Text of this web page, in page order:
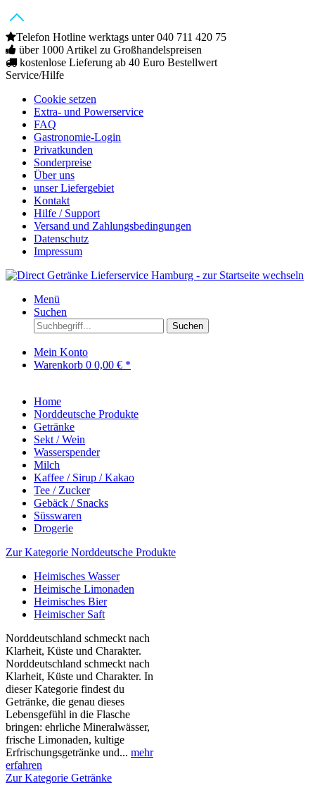
Telefon Hotline werktags unter 040 711 420 75
über 1000 Artikel zu Großhandelspreisen
kostenlose Lieferung ab 40 Euro Bestellwert
Service/Hilfe
Cookie setzen
Extra- und Powerservice
FAQ
Gastronomie-Login
Privatkunden
Sonderpreise
Über uns
unser Liefergebiet
Kontakt
Hilfe / Support
Versand und Zahlungsbedingungen
Datenschutz
Impressum
Menü
Suchen
Suchen
Mein Konto
Warenkorb 0 0,00 € *
Home
Norddeutsche Produkte
Getränke
Sekt / Wein
Wasserspender
Milch
Kaffee / Sirup / Kakao
Tee / Zucker
Gebäck / Snacks
Süsswaren
Drogerie
Zur Kategorie Norddeutsche Produkte
Heimisches Wasser
Heimische Limonaden
Heimisches Bier
Heimischer Saft
Norddeutschland schmeckt nach
Klarheit, Küste und Charakter.
Norddeutschland schmeckt nach
Klarheit, Küste und Charakter. In
dieser Kategorie findest du
Getränke, die genau dieses
Lebensgefühl in die Flasche
bringen: ehrliche Mineralwässer,
frische Limonaden, kultige
Erfrischungsgetränke und... mehr
erfahren
Zur Kategorie Getränke